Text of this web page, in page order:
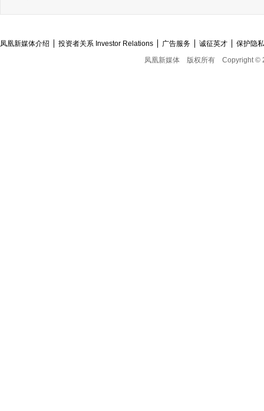
凤凰新媒体介绍 投资者关系 Investor Relations 广告服务 诚征英才
保护隐
凤凰新媒体
版权所有 Copyright ©